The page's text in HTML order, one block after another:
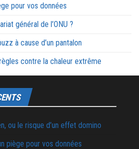
pour vos données
général de l’ONU ?
à cause d’un pantalon
contre la chaleur extrême
ou le risque d’un effet domino
piège pour vos données